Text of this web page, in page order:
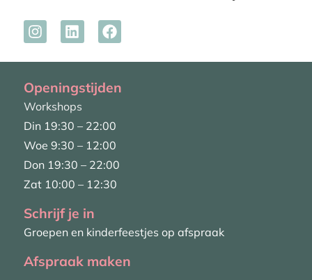
Openingstijden
Workshops
Din 19:30 – 22:00
Woe 9:30 – 12:00
Don 19:30 – 22:00
Zat 10:00 – 12:30
Schrijf je in
Groepen en kinderfeestjes op afspraak
Afspraak maken